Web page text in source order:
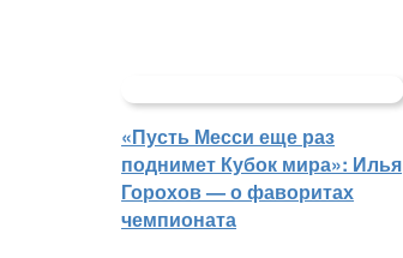
«Пусть Месси еще раз
поднимет Кубок мира»: Илья
Горохов — о фаворитах
чемпионата